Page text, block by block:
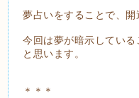
夢占いをすることで、開
今回は夢が暗示してい
と思います。
＊＊＊